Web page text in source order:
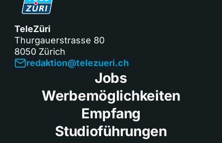
TeleZüri
Thurgauerstrasse 80
8050 Zürich
redaktion@telezueri.ch
Jobs
Werbemöglichkeiten
Empfang
Studioführungen